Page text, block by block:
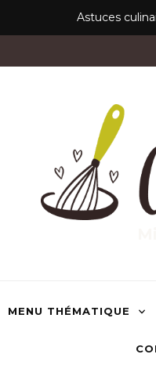
Astuces
MENU THÉMATIQUE